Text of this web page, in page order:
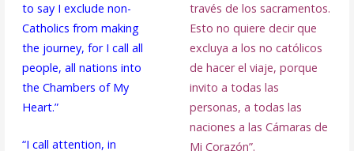
to say I exclude non-
Catholics from making
the journey, for I call all
people, all nations into
the Chambers of My
Heart.”
“I call attention, in
través de los sacramentos.
Esto no quiere decir que
excluya a los no católicos
de hacer el viaje, porque
invito a todas las
personas, a todas las
naciones a las Cámaras de
Mi Corazón”.